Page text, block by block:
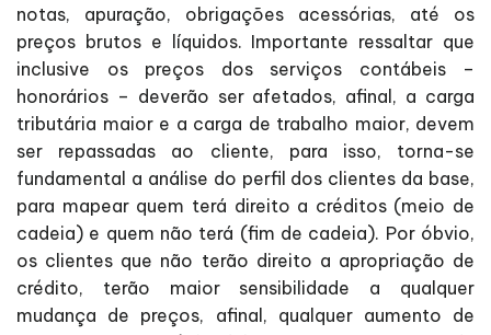
notas, apuração, obrigações acessórias, até os
preços brutos e líquidos. Importante ressaltar que
inclusive os preços dos serviços contábeis –
honorários – deverão ser afetados, afinal, a carga
tributária maior e a carga de trabalho maior, devem
ser repassadas ao cliente, para isso, torna-se
fundamental a análise do perfil dos clientes da base,
para mapear quem terá direito a créditos (meio de
cadeia) e quem não terá (fim de cadeia). Por óbvio,
os clientes que não terão direito a apropriação de
crédito, terão maior sensibilidade a qualquer
mudança de preços, afinal, qualquer aumento de